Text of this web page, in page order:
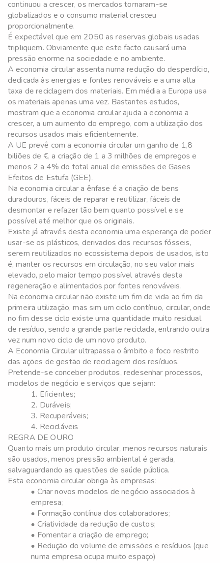
continuou a crescer, os mercados tornaram-se
globalizados e o consumo material cresceu
proporcionalmente.
É expectável que em 2050 as reservas globais usadas
tripliquem. Obviamente que este facto causará uma
pressão enorme na sociedade e no ambiente.
A economia circular assenta numa redução do desperdício,
dedicada às energias e fontes renováveis e a uma alta
taxa de reciclagem dos materiais. Em média a Europa usa
os materiais apenas uma vez. Bastantes estudos,
mostram que a economia circular ajuda a economia a
crescer, a um aumento do emprego, com a utilização dos
recursos usados mais eficientemente.
A UE prevê com a economia circular um ganho de 1,8
biliões de €, a criação de 1 a 3 milhões de empregos e
menos 2 a 4% do total anual de emissões de Gases
Efeitos de Estufa (GEE).
Na economia circular a ênfase é a criação de bens
duradouros, fáceis de reparar e reutilizar, fáceis de
desmontar e refazer tão bem quanto possível e se
possível até melhor que os originais.
Existe já através desta economia uma esperança de poder
usar-se os plásticos, derivados dos recursos fósseis,
serem reutilizados no ecossistema depois de usados, isto
é, manter os recursos em circulação, no seu valor mais
elevado, pelo maior tempo possível através desta
regeneração e alimentados por fontes renováveis.
Na economia circular não existe um fim de vida ao fim da
primeira utilização, mas sim um ciclo contínuo, circular, onde
no fim desse ciclo existe uma quantidade muito residual
de resíduo, sendo a grande parte reciclada, entrando outra
vez num novo ciclo de um novo produto.
A Economia Circular ultrapassa o âmbito e foco restrito
das ações de gestão de reciclagem dos resíduos.
Pretende-se conceber produtos, redesenhar processos,
modelos de negócio e serviços que sejam:
1. Eficientes;
2. Duráveis;
3. Recuperáveis;
4. Recicláveis
REGRA DE OURO
Quanto mais um produto circular, menos recursos naturais
são usados, menos pressão ambiental é gerada,
salvaguardando as questões de saúde pública.
Esta economia circular obriga às empresas:
• Criar novos modelos de negócio associados à
empresa;
• Formação contínua dos colaboradores;
• Criatividade da redução de custos;
• Fomentar a criação de emprego;
• Redução do volume de emissões e resíduos (que
numa empresa ocupa muito espaço)